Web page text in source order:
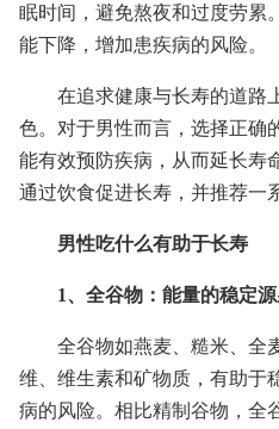
眠时间，避免熬夜和过度劳累
能下降，增加患疾病的风险。
在追求健康与长寿的道路
色。对于男性而言，选择正确
能有效预防疾病，从而延长寿
通过饮食促进长寿，并推荐一
男性吃什么有助于长寿
1、全谷物：能量的稳定
全谷物如燕麦、糙米、全
维、维生素和矿物质，有助于
病的风险。相比精制谷物，全